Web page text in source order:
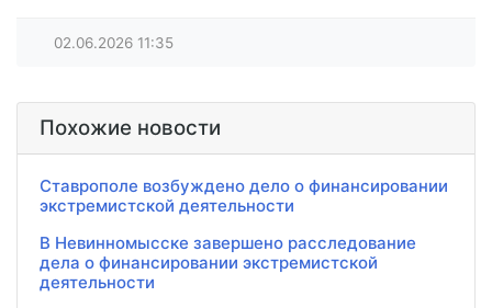
02.06.2026 11:35
Похожие новости
Ставрополе возбуждено дело о финансировании
экстремистской деятельности
В Невинномысске завершено расследование
дела о финансировании экстремистской
деятельности